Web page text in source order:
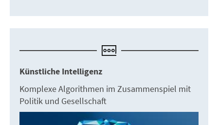
Künstliche Intelligenz
Komplexe Algorithmen im Zusammenspiel mit
Politik und Gesellschaft